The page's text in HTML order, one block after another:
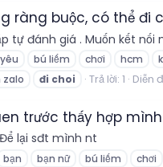
ràng buộc, có thể đi
tự đánh giá . Muốn kết
bú liếm chơi hcm
zalo đi choi Trả lời: 1 Diễn
trước thấy hợp
lại sđt mình nt
bạn bạn nữ bú liếm chơi